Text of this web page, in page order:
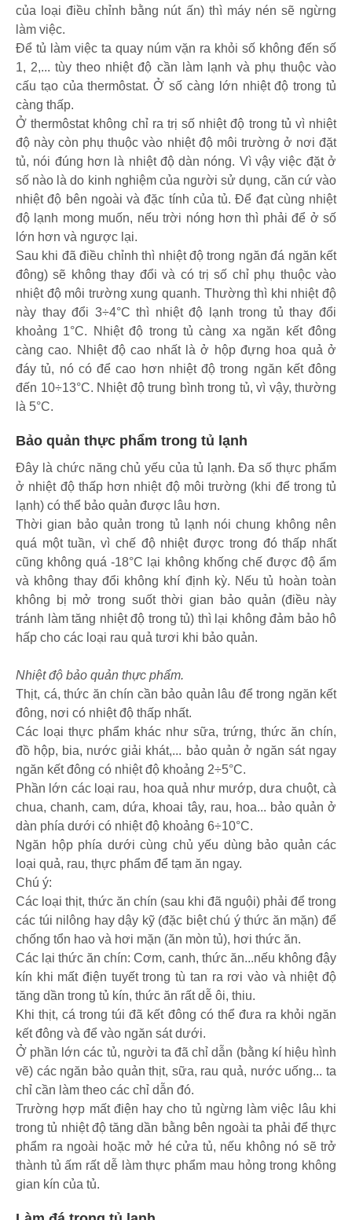
của loại điều chỉnh bằng nút ấn) thì máy nén sẽ ngừng
làm việc.
Để tủ làm việc ta quay núm vặn ra khỏi số không đến số
1, 2,... tùy theo nhiệt độ cần làm lạnh và phụ thuộc vào
cấu tạo của thermôstat. Ở số càng lớn nhiệt độ trong tủ
càng thấp.
Ở thermôstat không chỉ ra trị số nhiệt độ trong tủ vì nhiệt
độ này còn phụ thuộc vào nhiệt độ môi trường ở nơi đặt
tủ, nói đúng hơn là nhiệt độ dàn nóng. Vì vậy việc đặt ở
số nào là do kinh nghiệm của người sử dụng, căn cứ vào
nhiệt độ bên ngoài và đặc tính của tủ. Để đạt cùng nhiệt
độ lạnh mong muốn, nếu trời nóng hơn thì phải để ở số
lớn hơn và ngược lại.
Sau khi đã điều chỉnh thì nhiệt độ trong ngăn đá ngăn kết
đông) sẽ không thay đổi và có trị số chỉ phụ thuộc vào
nhiệt độ môi trường xung quanh. Thường thì khi nhiệt độ
này thay đổi 3÷4°C thì nhiệt độ lạnh trong tủ thay đổi
khoảng 1°C. Nhiệt độ trong tủ càng xa ngăn kết đông
càng cao. Nhiệt độ cao nhất là ở hộp đựng hoa quả ở
đáy tủ, nó có để cao hơn nhiệt độ trong ngăn kết đông
đến 10÷13°C. Nhiệt độ trung bình trong tủ, vì vậy, thường
là 5°C.
Bảo quản thực phẩm trong tủ lạnh
Đây là chức năng chủ yếu của tủ lạnh. Đa số thực phẩm
ở nhiệt độ thấp hơn nhiệt độ môi trường (khi để trong tủ
lạnh) có thể bảo quản được lâu hơn.
Thời gian bảo quản trong tủ lạnh nói chung không nên
quá một tuần, vì chế độ nhiệt được trong đó thấp nhất
cũng không quá -18°C lại không khống chế được độ ẩm
và không thay đổi không khí định kỳ. Nếu tủ hoàn toàn
không bị mở trong suốt thời gian bảo quản (điều này
tránh làm tăng nhiệt độ trong tủ) thì lại không đảm bảo hô
hấp cho các loại rau quả tươi khi bảo quản.
Nhiệt độ bảo quản thực phẩm.
Thịt, cá, thức ăn chín cần bảo quản lâu để trong ngăn kết
đông, nơi có nhiệt độ thấp nhất.
Các loại thực phẩm khác như sữa, trứng, thức ăn chín,
đồ hộp, bia, nước giải khát,... bảo quản ở ngăn sát ngay
ngăn kết đông có nhiệt độ khoảng 2÷5°C.
Phần lớn các loại rau, hoa quả như mướp, dưa chuột, cà
chua, chanh, cam, dứa, khoai tây, rau, hoa... bảo quản ở
dàn phía dưới có nhiệt độ khoảng 6÷10°C.
Ngăn hộp phía dưới cùng chủ yếu dùng bảo quản các
loại quả, rau, thực phẩm để tạm ăn ngay.
Chú ý:
Các loại thịt, thức ăn chín (sau khi đã nguội) phải để trong
các túi nilông hay dậy kỹ (đặc biệt chú ý thức ăn mặn) để
chống tổn hao và hơi mặn (ăn mòn tủ), hơi thức ăn.
Các lại thức ăn chín: Cơm, canh, thức ăn...nếu không đậy
kín khi mất điện tuyết trong tù tan ra rơi vào và nhiệt độ
tăng dần trong tủ kín, thức ăn rất dễ ôi, thiu.
Khi thịt, cá trong túi đã kết đông có thể đưa ra khỏi ngăn
kết đông và để vào ngăn sát dưới.
Ở phần lớn các tủ, người ta đã chỉ dẫn (bằng kí hiệu hình
vẽ) các ngăn bảo quản thịt, sữa, rau quả, nước uống... ta
chỉ cần làm theo các chỉ dẫn đó.
Trường hợp mất điện hay cho tủ ngừng làm việc lâu khi
trong tủ nhiệt độ tăng dần bằng bên ngoài ta phải để thực
phẩm ra ngoài hoặc mở hé cửa tủ, nếu không nó sẽ trở
thành tủ ấm rất dễ làm thực phẩm mau hỏng trong không
gian kín của tủ.